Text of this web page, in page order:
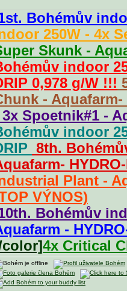
Bohémův
250W - 4x
Skunk -
indoor
0,978 g/W !!!
- Aquafarm-
3x Spoetnik#1 -
indoor
8th.
Plant -
VÝNOS)
Bohémův
-
color]4x Critical